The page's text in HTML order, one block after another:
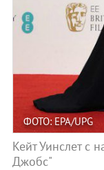
ФОТО: EPA/UPG
Кейт Уинслет с
Джобс"